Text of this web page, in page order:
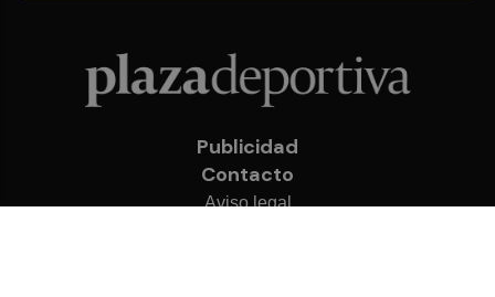
Publicidad
Contacto
Aviso legal